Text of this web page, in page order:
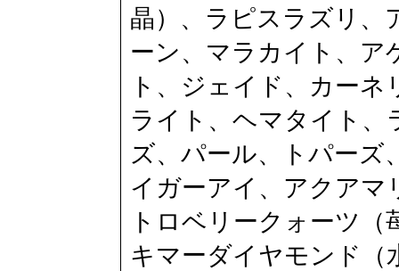
晶）、ラピスラズリ、
ーン、マラカイト、ア
ト、ジェイド、カー
ライト、ヘマタイト
ズ、パール、トパーズ
イガーアイ、アクアマ
トロベリークォーツ
キマーダイヤモンド（